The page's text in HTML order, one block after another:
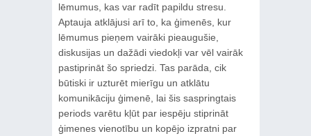
lēmumus, kas var radīt papildu stresu.
Aptauja atklājusi arī to, ka ģimenēs, kur
lēmumus pieņem vairāki pieaugušie,
diskusijas un dažādi viedokļi var vēl vairāk
pastiprināt šo spriedzi. Tas parāda, cik
būtiski ir uzturēt mierīgu un atklātu
komunikāciju ģimenē, lai šis saspringtais
periods varētu kļūt par iespēju stiprināt
ģimenes vienotību un kopējo izpratni par